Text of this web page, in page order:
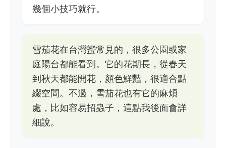
幾個小技巧就行。
雪茄花在台灣蠻常見的，很多公園或家
庭陽台都能看到。它的花期長，從春天
到秋天都能開花，顏色鮮豔，很適合點
綴空間。不過，雪茄花也有它的麻煩
處，比如容易招蟲子，這點我後面會詳
細說。